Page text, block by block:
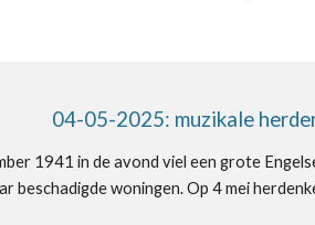
04-05-2025: muzikale
1941 in de avond viel een grote
beschadigde woningen. Op 4 mei